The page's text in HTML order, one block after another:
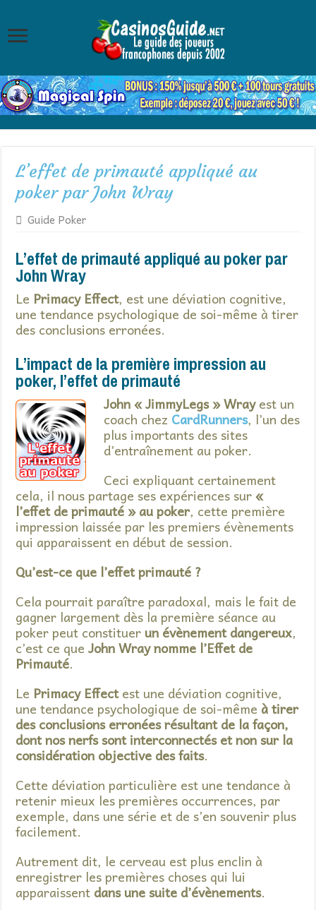
L’effet de primauté appliqué au
poker par John Wray
Guide Poker
L’effet de primauté appliqué au poker par
John Wray
Le Primacy Effect, est une déviation cognitive,
une tendance psychologique de soi-même à tirer
des conclusions erronées.
L’impact de la première impression au
poker, l’effet de primauté
John « JimmyLegs » Wrayest un
coach chez CardRunners, l’un des
plus importants des sites
d’entraînement au poker.
Ceci expliquant certainement
cela, il nous partage ses expériences sur«
l’effet de primauté » au poker, cette première
impression laissée par les premiers évènements
qui apparaissent en début de session.
Qu’est-ce que l’effet primauté ?
Cela pourrait paraître paradoxal, mais le fait de
gagner largement dès la première séance au
poker peut constituer un évènement dangereux,
c’est ce queJohn Wray nomme l’Effet de
Primauté.
Le Primacy Effectest une déviation cognitive,
une tendance psychologique de soi-même à tirer
des conclusions erronées résultant de la façon,
dont nos nerfs sont interconnectés et non sur la
considération objective des faits.
Cette déviation particulière est une tendance à
retenir mieux les premières occurrences, par
exemple, dans une série et de s’en souvenir plus
facilement.
Autrement dit, le cerveau est plus enclin à
enregistrer les premières choses qui lui
apparaissent dans une suite d’évènements.